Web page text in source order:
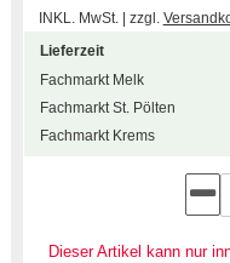
INKL. MwSt. | zzgl.
Lieferzeit
Fachmarkt Melk
Fachmarkt St. Pölten
Fachmarkt Krems
Dieser Artikel kann nur